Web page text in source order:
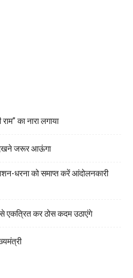
का नारा लगाया
देखने जरूर आऊंगा
धरना को समाप्त करें आंदोलनकारी
एकत्रित कर ठोस कदम उठाएंगे